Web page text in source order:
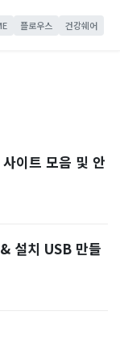
플로우스 건강쉐어
이트 모음 및 안
설치 USB 만들